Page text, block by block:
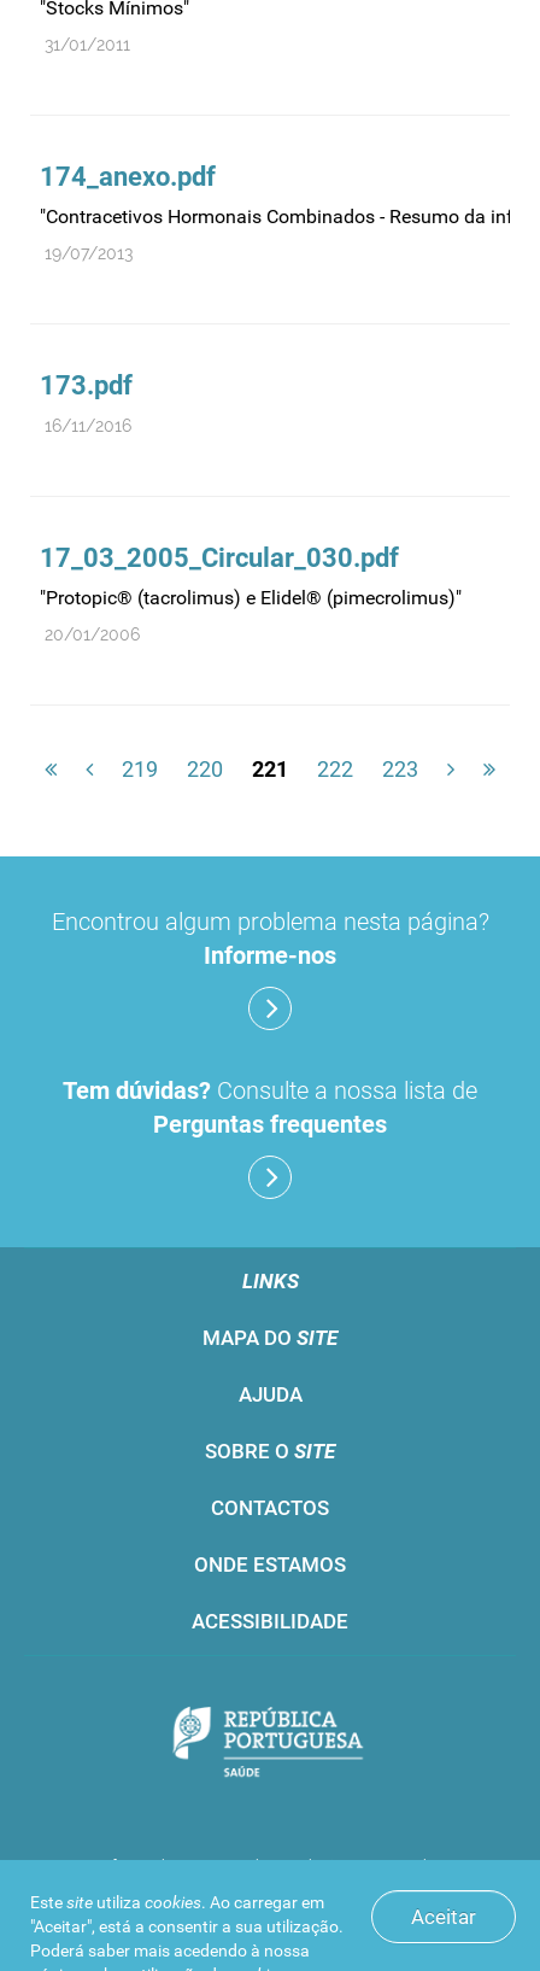
"Stocks Mínimos"
31/01/2011
174_anexo.pdf
"Contracetivos Hormonais Combinados - Resumo da
19/07/2013
173.pdf
16/11/2016
17_03_2005_Circular_030.pdf
"Protopic® (tacrolimus) e Elidel® (pimecrolimus)"
20/01/2006
219 220 221 222 223
Aceitar
Estesite utiliza cookies. Ao carregar em
"Aceitar", está a consentir a sua utilização.
Poderá saber mais acedendo à nossa
Encontrou algum problema nesta página?
Informe-nos
Tem dúvidas? Consulte a nossa lista de
Perguntas frequentes
LINKS
MAPA DO SITE
AJUDA
SOBRE O SITE
CONTACTOS
ONDE ESTAMOS
ACESSIBILIDADE
Infarmed © 2016. Todos os direitos reservados